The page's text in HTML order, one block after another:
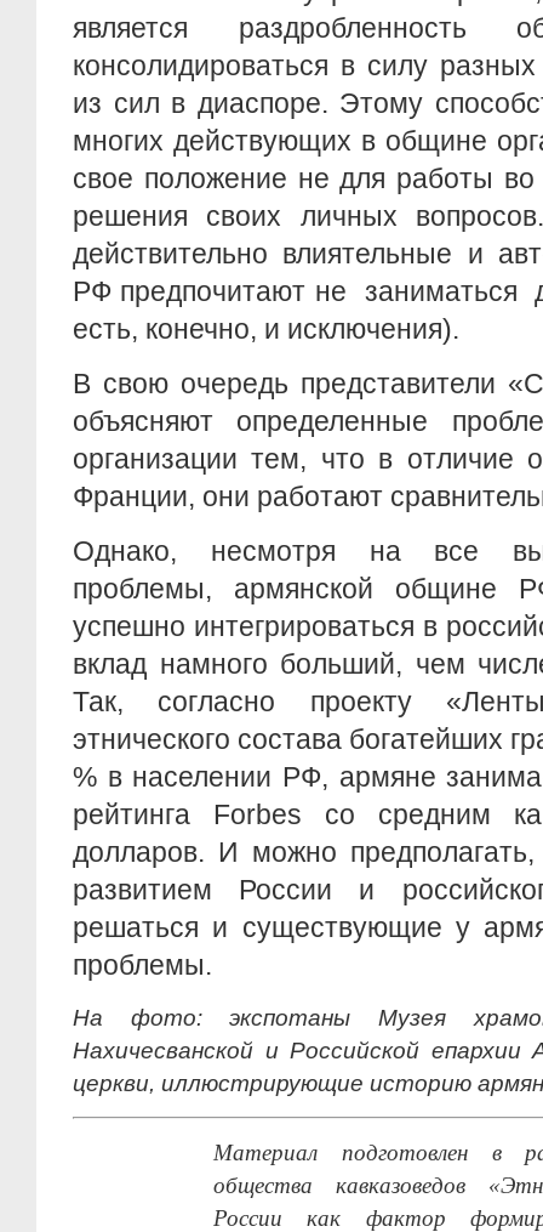
является раздробленность
консолидироваться в силу
из сил в диаспоре. Этому
многих действующих в общине
свое положение не для работы
решения своих личных
действительно влиятельные и
РФ предпочитают не заниматься
есть, конечно, и исключения).
В свою очередь представители
объясняют определенные
организации тем, что в
Франции, они работают
Однако, несмотря на все
проблемы, армянской общине
успешно интегрироваться в
вклад намного больший, чем
Так, согласно проекту
этнического состава богатейших
% в населении РФ, армяне
рейтинга Forbes со средним
долларов. И можно
развитием России и
решаться и существующие у
проблемы.
На фото: экспотаны Музея
Нахичесванской и Российской епархии
церкви, иллюстрирующие историю
Материал подготовлен в
общества кавказоведов
России как фактор